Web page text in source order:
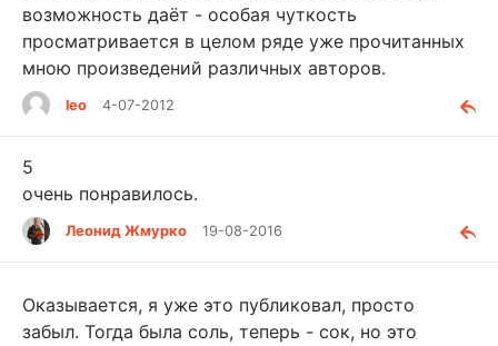
возможность даёт - особая чуткость
просматривается в целом ряде уже прочитанных
мною произведений различных авторов.
leo 4-07-2012
5
очень понравилось.
Леонид Жмурко 19-08-2016
Оказывается, я уже это публиковал, просто
забыл. Тогда была соль, теперь - сок, но это